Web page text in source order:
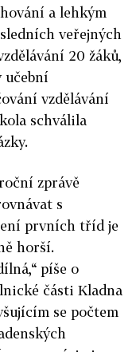
a lehkým
veřejných
20 žáků,
učební
vzdělávání
schválila
zprávě
s
prvních tříd je
horší.
píše o
části Kladna
se počtem